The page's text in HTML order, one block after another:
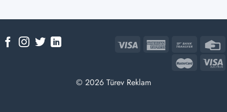
© 2026 Türev Reklam